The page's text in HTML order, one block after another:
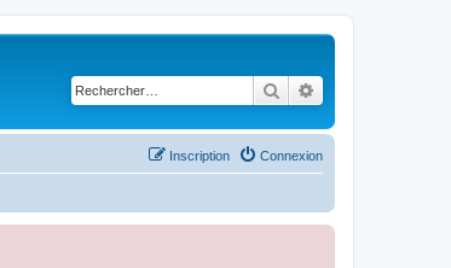
Rechercher
Connexion
Inscription